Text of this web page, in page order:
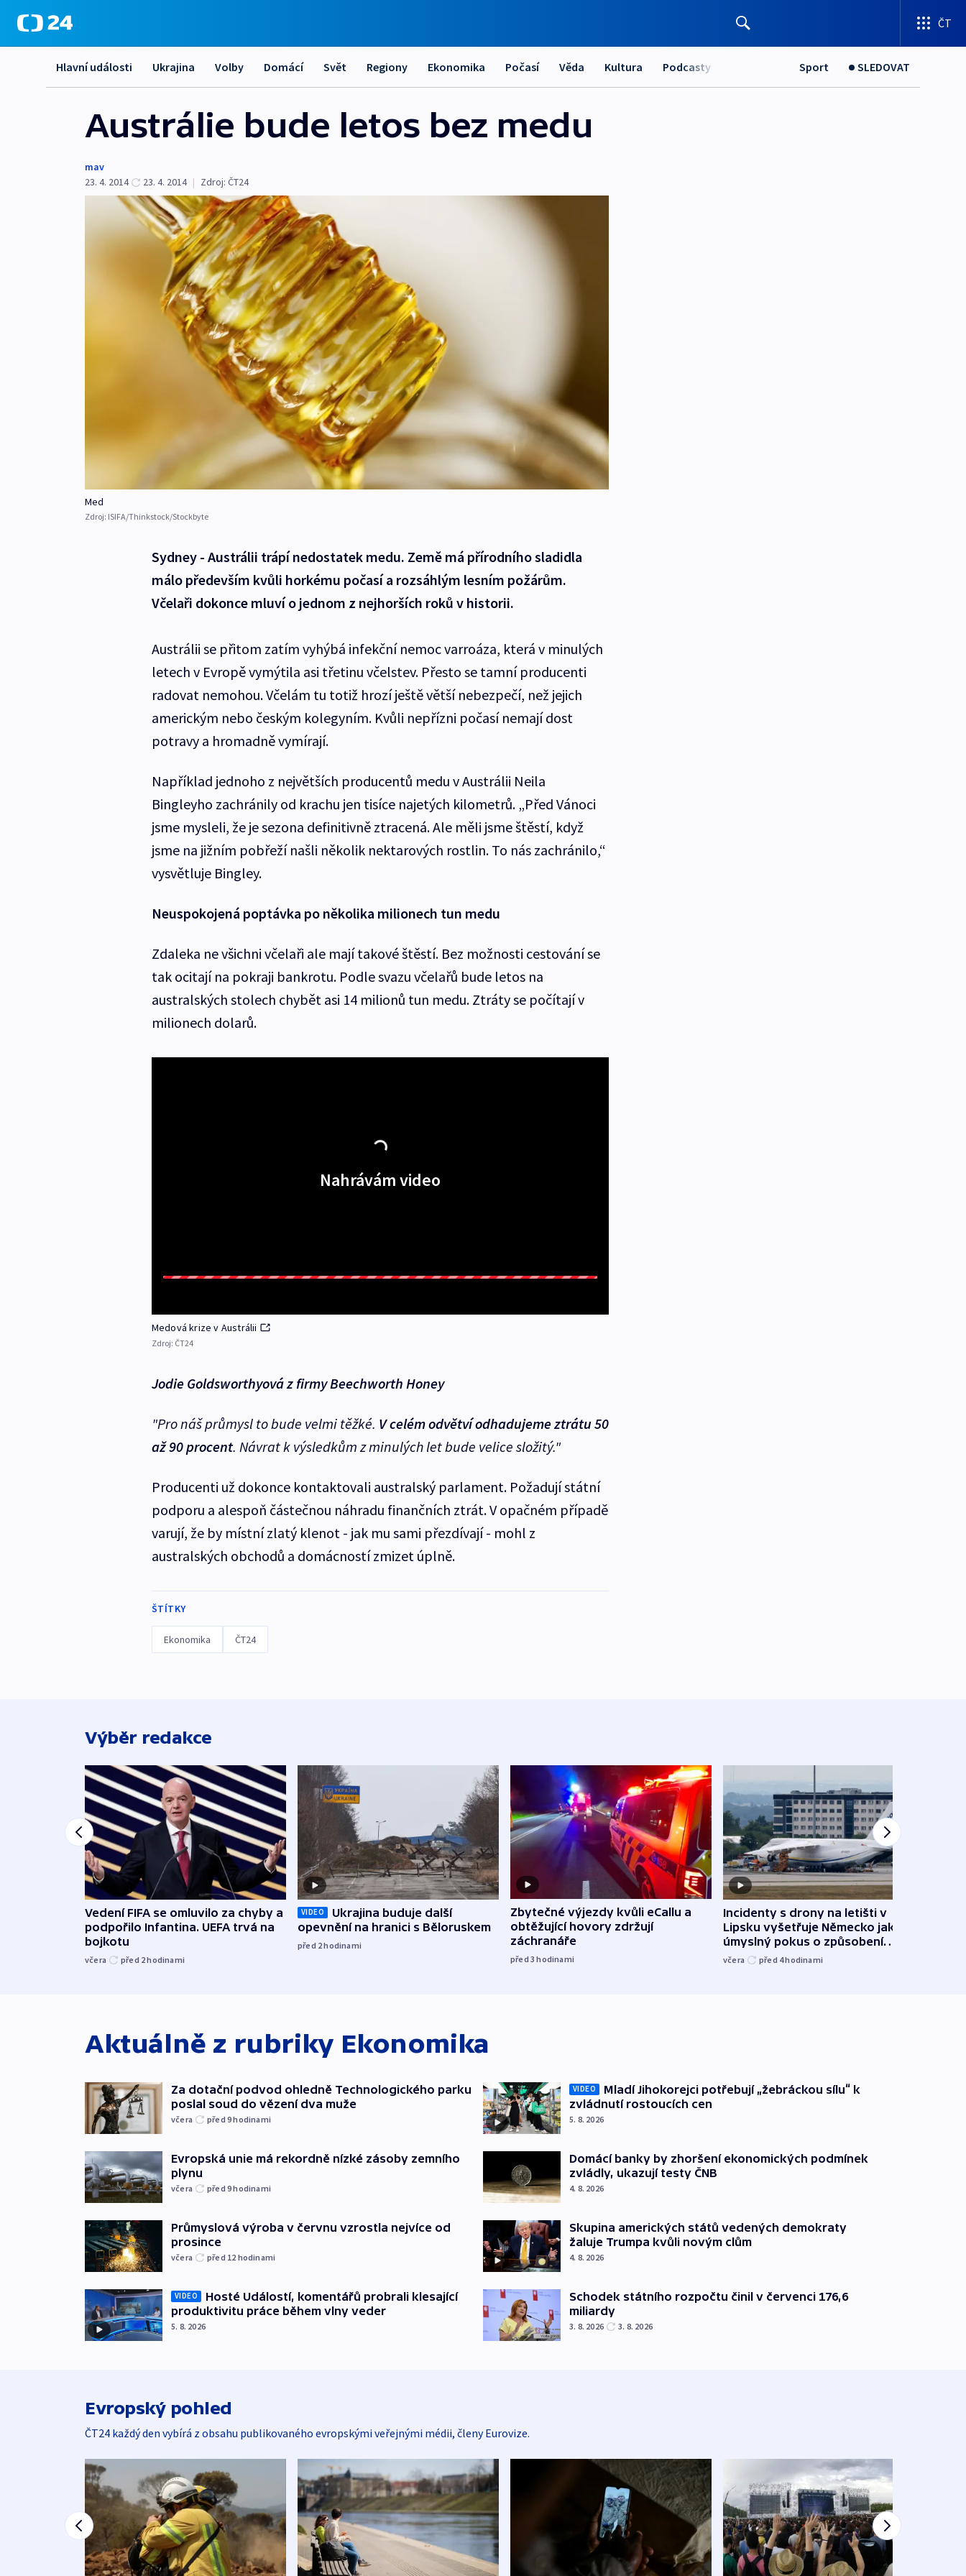
ČT
Hlavní události Ukrajina Volby Domácí Svět Regiony Ekonomika Počasí Věda Kultura Podcasty Sport SLEDOVAT
Austrálie bude letos bez medu
mav
23. 4. 2014
23. 4. 2014 | Zdroj: ČT24
Med
Zdroj: ISIFA/Thinkstock/Stockbyte
Sydney - Austrálii trápí nedostatek medu. Země má přírodního sladidla
málo především kvůli horkému počasí a rozsáhlým lesním požárům.
Včelaři dokonce mluví o jednom z nejhorších roků v historii.
Austrálii se přitom zatím vyhýbá infekční nemoc varroáza, která v minulých
letech v Evropě vymýtila asi třetinu včelstev. Přesto se tamní producenti
radovat nemohou. Včelám tu totiž hrozí ještě větší nebezpečí, než jejich
americkým nebo českým kolegyním. Kvůli nepřízni počasí nemají dost
potravy a hromadně vymírají.
Například jednoho z největších producentů medu v Austrálii Neila
Bingleyho zachránily od krachu jen tisíce najetých kilometrů. „Před Vánoci
jsme mysleli, že je sezona definitivně ztracená. Ale měli jsme štěstí, když
jsme na jižním pobřeží našli několik nektarových rostlin. To nás zachránilo,“
vysvětluje Bingley.
Neuspokojená poptávka po několika milionech tun medu
Zdaleka ne všichni včelaři ale mají takové štěstí. Bez možnosti cestování se
tak ocitají na pokraji bankrotu. Podle svazu včelařů bude letos na
australských stolech chybět asi 14 milionů tun medu. Ztráty se počítají v
milionech dolarů.
Nahrávám video
Medová krize v Austrálii
Zdroj: ČT24
Jodie Goldsworthyová z firmy Beechworth Honey
"Pro náš průmysl to bude velmi těžké. V celém odvětví odhadujeme ztrátu 50
až 90 procent. Návrat k výsledkům z minulých let bude velice složitý."
Producenti už dokonce kontaktovali australský parlament. Požadují státní
podporu a alespoň částečnou náhradu finančních ztrát. V opačném případě
varují, že by místní zlatý klenot - jak mu sami přezdívají - mohl z
australských obchodů a domácností zmizet úplně.
ŠTÍTKY
Ekonomika ČT24
Výběr redakce
Vedení FIFA se omluvilo za chyby a
podpořilo Infantina. UEFA trvá na
bojkotu
včera před 2hodinami
VIDEO
Ukrajina buduje další
opevnění na hranici s Běloruskem
před 2hodinami
Zbytečné výjezdy kvůli eCallu a
obtěžující hovory zdržují
záchranáře
před 3hodinami
Incidenty s drony na letišti v
Lipsku vyšetřuje Německo jako
úmyslný pokus o způsobení
exploze
včera před 4hodinami
Aktuálně z rubriky Ekonomika
Za dotační podvod ohledně Technologického parku
poslal soud do vězení dva muže
včera před 9hodinami
Evropská unie má rekordně nízké zásoby zemního
plynu
včera před 9hodinami
Průmyslová výroba v červnu vzrostla nejvíce od
prosince
včera před 12 hodinami
VIDEO
Hosté Událostí, komentářů probrali klesající
produktivitu práce během vlny veder
5. 8. 2026
VIDEO
Mladí Jihokorejci potřebují „žebráckou sílu“ k
zvládnutí rostoucích cen
5. 8. 2026
Domácí banky by zhoršení ekonomických podmínek
zvládly, ukazují testy ČNB
4. 8. 2026
Skupina amerických států vedených demokraty
žaluje Trumpa kvůli novým clům
4. 8. 2026
Schodek státního rozpočtu činil v červenci 176,6
miliardy
3. 8. 2026 3. 8. 2026
Evropský pohled
ČT24 každý den vybírá z obsahu publikovaného evropskými veřejnými médii, členy Eurovize.